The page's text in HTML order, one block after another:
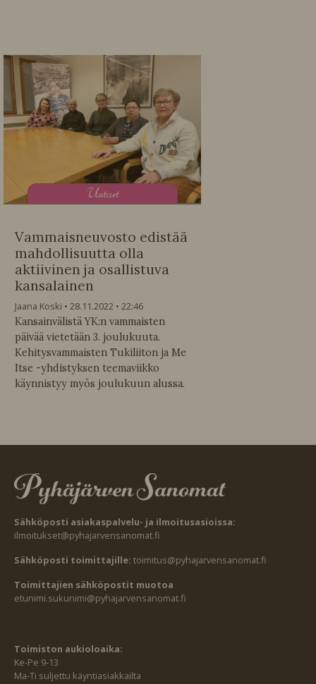
Uutiset
Vammaisneuvosto edistää
mahdollisuutta olla
aktiivinen ja osallistuva
kansalainen
Jaana Koski 28.11.2022
22:46
Kansainvälistä YK:n vammaisten
päivää vietetään 3. joulukuuta.
Kehitysvammaisten Tukiliiton ja Me
Itse -yhdistyksen teemaviikko
käynnistyy myös joulukuun alussa.
Sähköposti asiakaspalvelu- ja ilmoitusasioissa:
ilmoitukset@pyhajarvensanomat.fi
Sähköposti toimittajille: toimitus@pyhajarvensanomat.fi
Toimittajien sähköpostit muotoa
etunimi.sukunimi@pyhajarvensanomat.fi
Toimiston aukioloaika:
Ke-Pe 9-13
Ma-Ti suljettu käyntiasiakkailta